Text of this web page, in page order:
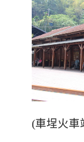
(車埕火車